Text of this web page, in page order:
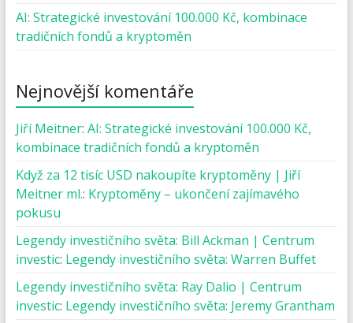
AI: Strategické investování 100.000 Kč, kombinace
tradičních fondů a kryptoměn
Nejnovější komentáře
Jiří Meitner: AI: Strategické investování 100.000 Kč,
kombinace tradičních fondů a kryptoměn
Když za 12 tisíc USD nakoupíte kryptoměny | Jiří
Meitner ml.: Kryptoměny – ukončení zajímavého
pokusu
Legendy investičního světa: Bill Ackman | Centrum
investic: Legendy investičního světa: Warren Buffet
Legendy investičního světa: Ray Dalio | Centrum
investic: Legendy investičního světa: Jeremy Grantham